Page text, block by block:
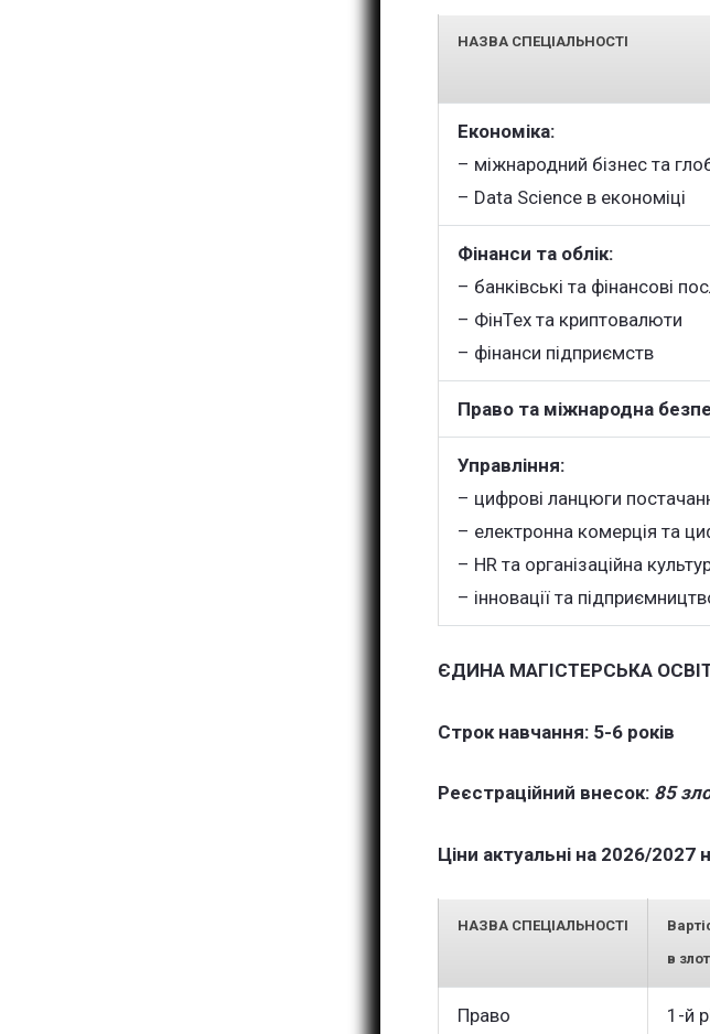
НАЗВА СПЕЦІАЛЬНОСТІ
Економіка:
– міжнародний бізнес та
– Data Science в економіці
Фінанси та облік:
– банківські та фінансові
– ФінТех та криптовалюти
– фінанси підприємств
Право та міжнародна
Управління:
– цифрові ланцюги
– електронна комерція та
– HR та організаційна
– інновації та
ЄДИНА МАГІСТЕРСЬКА
Строк навчання: 5-6 років
Реєстраційний внесок: 85
Ціни актуальні на 2026/2027
НАЗВА СПЕЦІАЛЬНОСТІ
в
Право 1-й